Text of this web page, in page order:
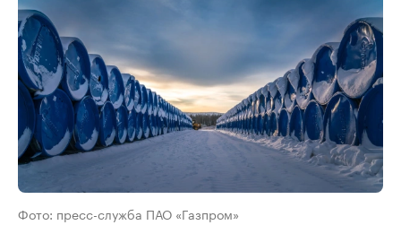
Фото: пресс-служба ПАО «Газпром»